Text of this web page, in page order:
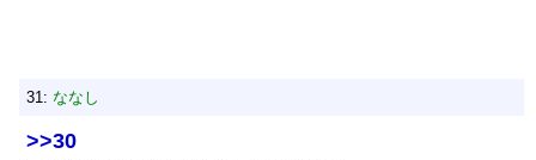
31: ななし
>>30